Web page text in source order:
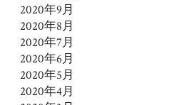
2020年9月
2020年8月
2020年7月
2020年6月
2020年5月
2020年4月